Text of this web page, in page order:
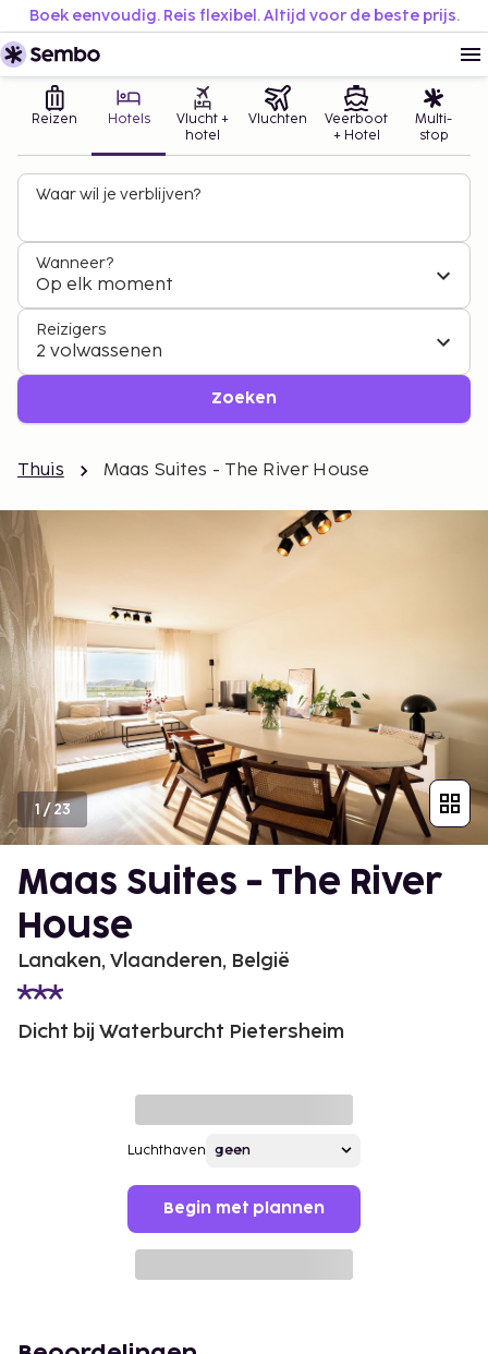
Boek eenvoudig. Reis flexibel. Altijd voor de beste prijs.
Reizen Hotels
Vlucht +
hotel
Vluchten
Veerboot
+ Hotel
Multi-
stop
Waar wil je verblijven?
Wanneer?
Op elk moment
Reizigers
2 volwassenen
Zoeken
Thuis Maas Suites - The River House
1/23
Maas Suites - The River
House
Lanaken, Vlaanderen, België
Dicht bij Waterburcht Pietersheim
Luchthaven
Begin met plannen